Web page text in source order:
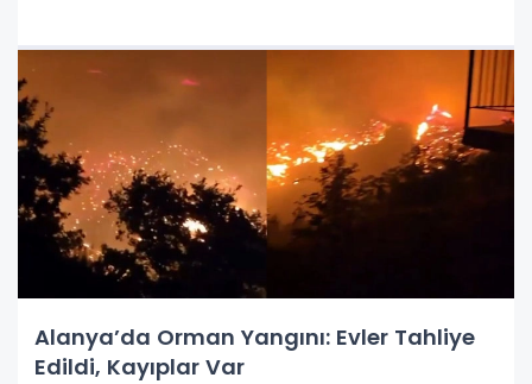
Alanya’da Orman Yangını: Evler Tahliye
Edildi, Kayıplar Var